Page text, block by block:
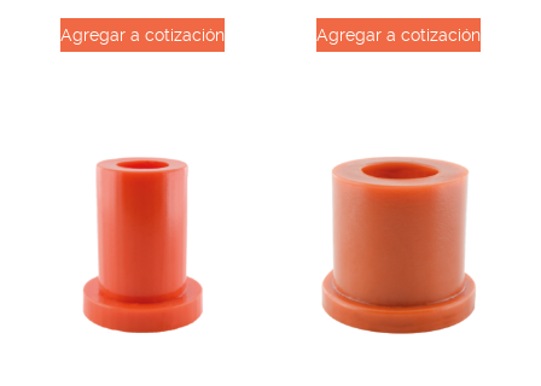
Agregar a cotización Agregar a cotización